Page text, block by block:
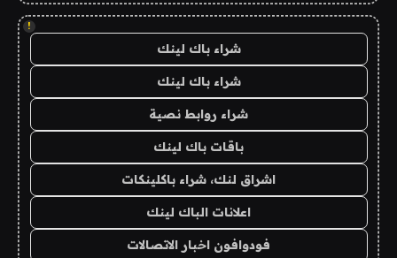
!
شراء باك لينك
شراء باك لينك
شراء روابط نصية
باقات باك لينك
اشراق لنك، شراء باكلينكات
اعلانات الباك لينك
فودوافون اخبار الاتصالات